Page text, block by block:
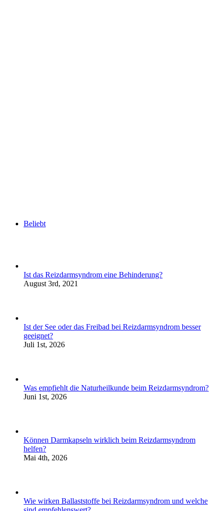
Beliebt
Ist das Reizdarmsyndrom eine Behinderung?
August 3rd, 2021
Ist der See oder das Freibad bei Reizdarmsyndrom besser
geeignet?
Juli 1st, 2026
Was empfiehlt die Naturheilkunde beim Reizdarmsyndrom?
Juni 1st, 2026
Können Darmkapseln wirklich beim Reizdarmsyndrom
helfen?
Mai 4th, 2026
Wie wirken Ballaststoffe bei Reizdarmsyndrom und welche